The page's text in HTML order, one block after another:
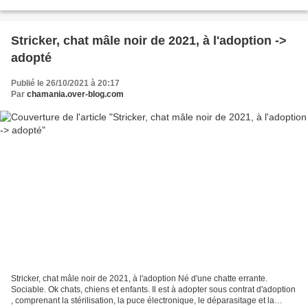
Stricker, chat mâle noir de 2021, à l'adoption ->
adopté
Publié le 26/10/2021 à 20:17
Par chamania.over-blog.com
Stricker, chat mâle noir de 2021, à l'adoption Né d'une chatte errante.
Sociable. Ok chats, chiens et enfants. Il est à adopter sous contrat d'adoption
, comprenant la stérilisation, la puce électronique, le déparasitage et la